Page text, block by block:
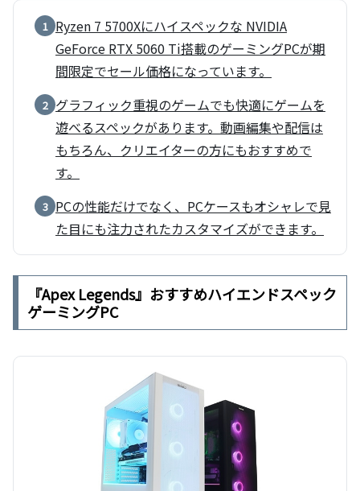
1 Ryzen 7 5700Xにハイスペックな NVIDIA
GeForce RTX 5060 Ti搭載のゲーミングPCが期
間限定でセール価格になっています。
2 グラフィック重視のゲームでも快適にゲームを
遊べるスペックがあります。動画編集や配信は
もちろん、クリエイターの方にもおすすめで
す。
3 PCの性能だけでなく、PCケースもオシャレで見
た目にも注力されたカスタマイズができます。
『Apex Legends』おすすめハイエンドスペック
ゲーミングPC